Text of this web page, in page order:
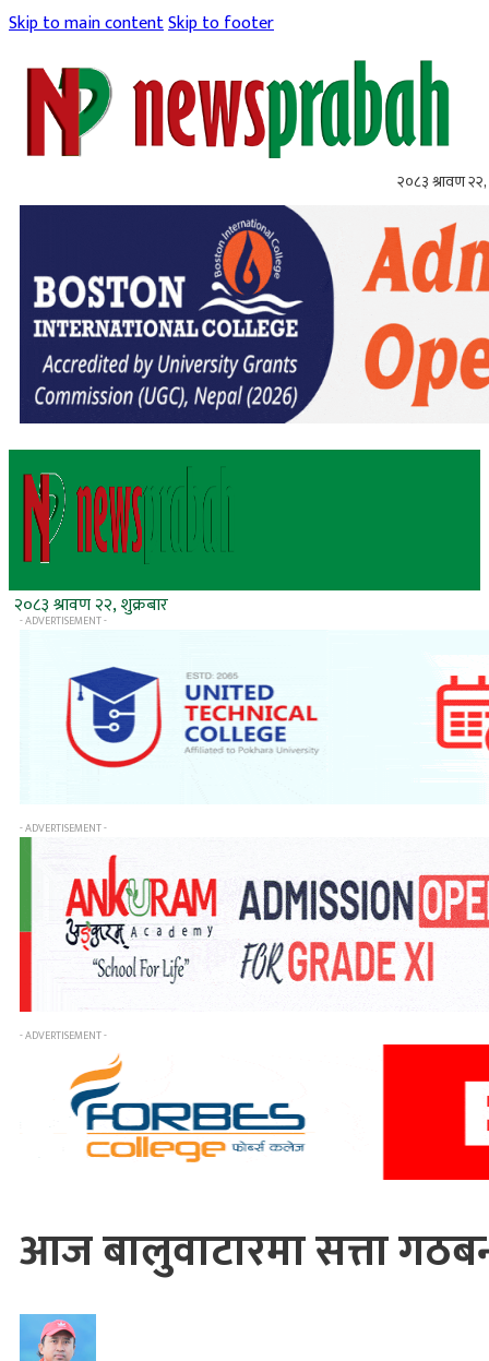
Skip to main contentSkip to footer
२०८३ श्रावण २२,
२०८३ श्रावण २२, शुक्रबार
- ADVERTISEMENT -
- ADVERTISEMENT -
- ADVERTISEMENT -
आज बालुवाटारमा सत्ता